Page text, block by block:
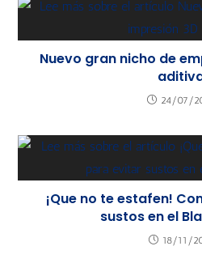
Nuevo gran nicho de
24/07/
¡Que no te estafen!
sustos en el
18/11/